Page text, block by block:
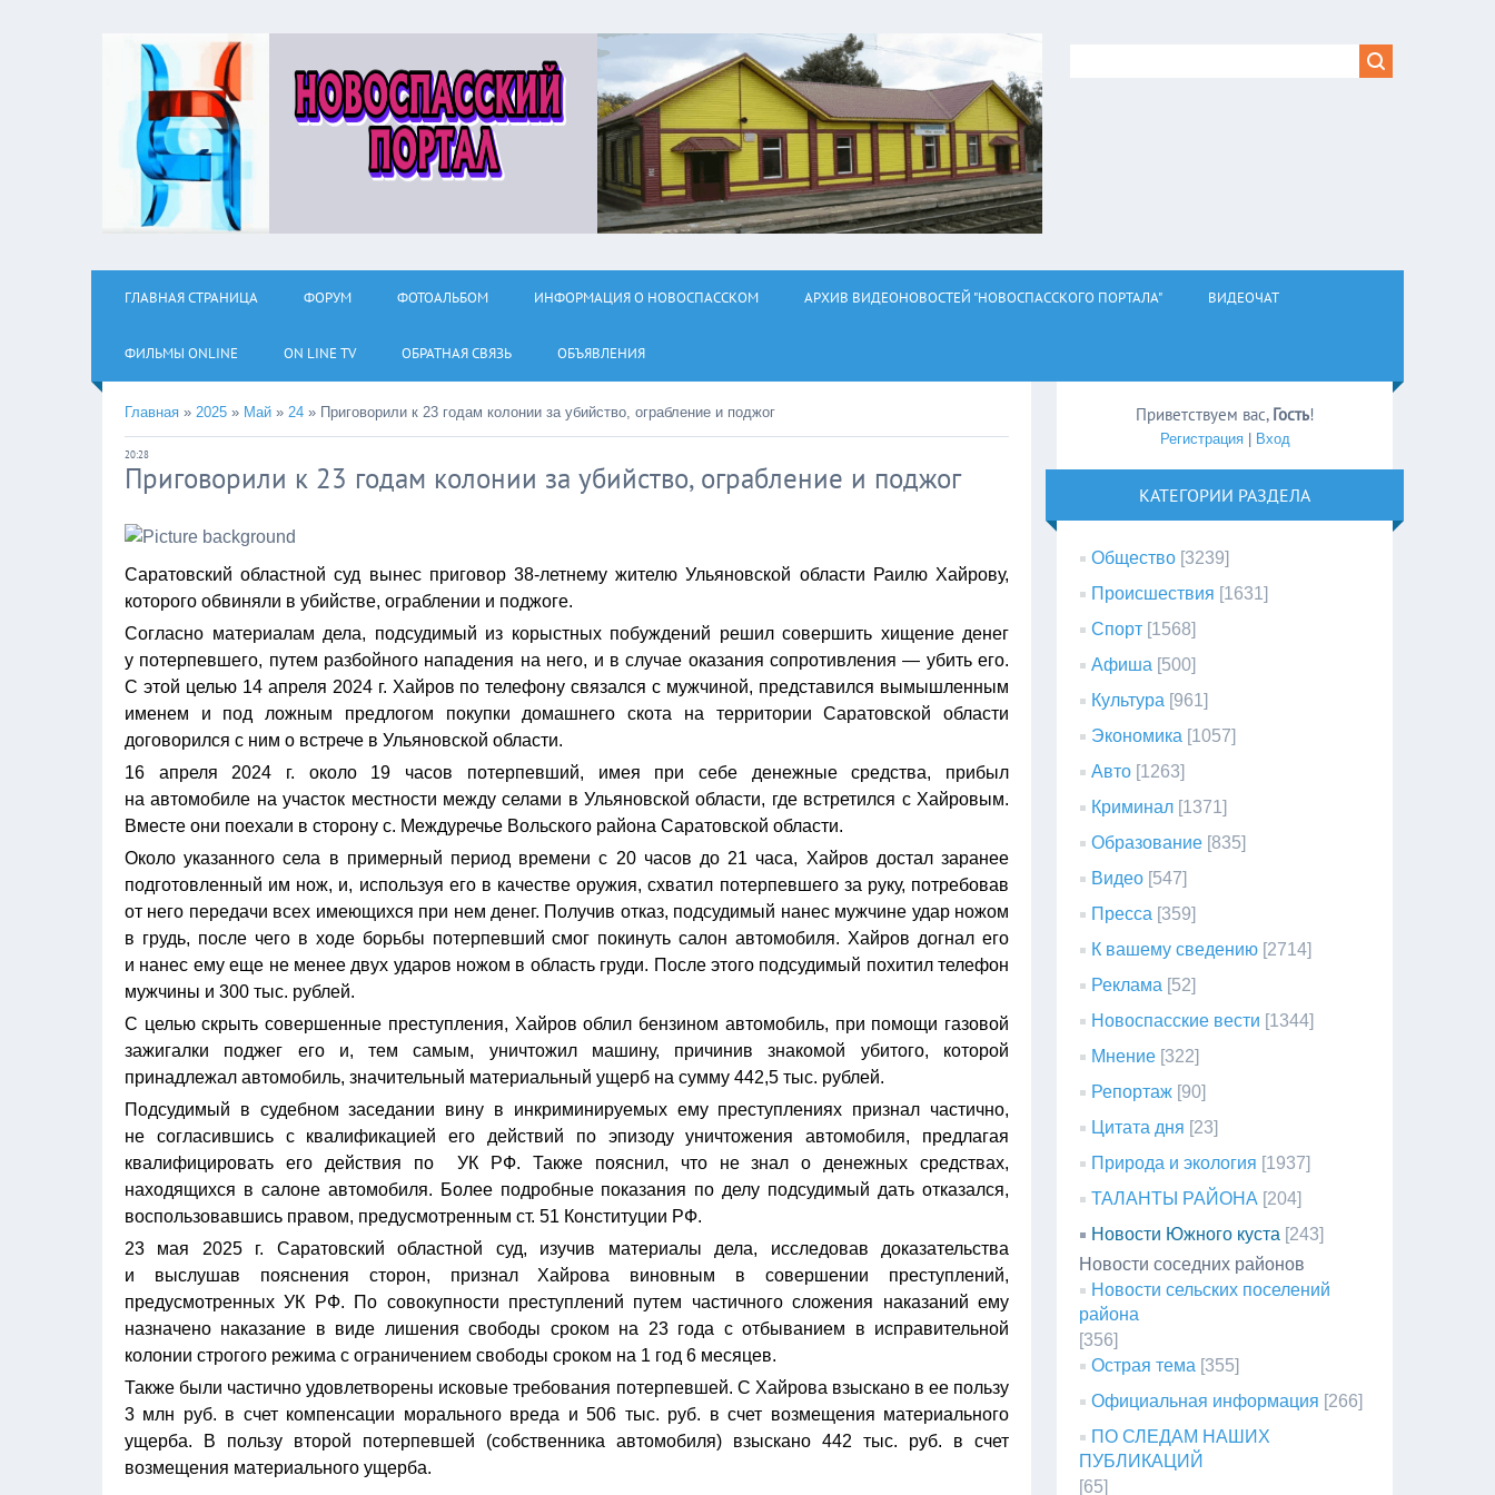
ГЛАВНАЯ СТРАНИЦА ФОРУМ ФОТОАЛЬБОМ ИНФОРМАЦИЯ О НОВОСПАССКОМ АРХИВ ВИДЕОНОВОСТЕЙ "НОВОСПАССКОГО ПОРТАЛА" ВИДЕОЧАТ
ФИЛЬМЫ ОNLINE ON LINE TV ОБРАТНАЯ СВЯЗЬ ОБЪЯВЛЕНИЯ
Главная » 2025 » Май » 24 » Приговорили к 23 годам колонии за убийство, ограбление и поджог
20:28
Приговорили к 23 годам колонии за убийство, ограбление и поджог
Саратовский областной суд вынес приговор 38-летнему жителю Ульяновской области Раилю Хайрову,
которого обвиняли в убийстве, ограблении и поджоге.
Согласно материалам дела, подсудимый из корыстных побуждений решил совершить хищение денег
у потерпевшего, путем разбойного нападения на него, и в случае оказания сопротивления — убить его.
С этой целью 14 апреля 2024 г. Хайров по телефону связался с мужчиной, представился вымышленным
именем и под ложным предлогом покупки домашнего скота на территории Саратовской области
договорился с ним о встрече в Ульяновской области.
16 апреля 2024 г. около 19 часов потерпевший, имея при себе денежные средства, прибыл
на автомобиле на участок местности между селами в Ульяновской области, где встретился с Хайровым.
Вместе они поехали в сторону с. Междуречье Вольского района Саратовской области.
Около указанного села в примерный период времени с 20 часов до 21 часа, Хайров достал заранее
подготовленный им нож, и, используя его в качестве оружия, схватил потерпевшего за руку, потребовав
от него передачи всех имеющихся при нем денег. Получив отказ, подсудимый нанес мужчине удар ножом
в грудь, после чего в ходе борьбы потерпевший смог покинуть салон автомобиля. Хайров догнал его
и нанес ему еще не менее двух ударов ножом в область груди. После этого подсудимый похитил телефон
мужчины и 300 тыс. рублей.
С целью скрыть совершенные преступления, Хайров облил бензином автомобиль, при помощи газовой
зажигалки поджег его и, тем самым, уничтожил машину, причинив знакомой убитого, которой
принадлежал автомобиль, значительный материальный ущерб на сумму 442,5 тыс. рублей.
Подсудимый в судебном заседании вину в инкриминируемых ему преступлениях признал частично,
не согласившись с квалификацией его действий по эпизоду уничтожения автомобиля, предлагая
квалифицировать его действия по УК РФ. Также пояснил, что не знал о денежных средствах,
находящихся в салоне автомобиля. Более подробные показания по делу подсудимый дать отказался,
воспользовавшись правом, предусмотренным ст. 51 Конституции РФ.
23 мая 2025 г. Саратовский областной суд, изучив материалы дела, исследовав доказательства
и выслушав пояснения сторон, признал Хайрова виновным в совершении преступлений,
предусмотренных УК РФ. По совокупности преступлений путем частичного сложения наказаний ему
назначено наказание в виде лишения свободы сроком на 23 года с отбыванием в исправительной
колонии строгого режима с ограничением свободы сроком на 1 год 6 месяцев.
Также были частично удовлетворены исковые требования потерпевшей. С Хайрова взыскано в ее пользу
3 млн руб. в счет компенсации морального вреда и 506 тыс. руб. в счет возмещения материального
ущерба. В пользу второй потерпевшей (собственника автомобиля) взыскано 442 тыс. руб. в счет
возмещения материального ущерба.
Приветствуем вас, Гость!
Регистрация| Вход
КАТЕГОРИИ РАЗДЕЛА
Общество [3239]
Происшествия [1631]
Спорт [1568]
Афиша [500]
Культура [961]
Экономика [1057]
Авто [1263]
Криминал [1371]
Образование [835]
Видео [547]
Пресса [359]
К вашему сведению [2714]
Реклама [52]
Новоспасские вести [1344]
Мнение [322]
Репортаж [90]
Цитата дня [23]
Природа и экология [1937]
ТАЛАНТЫ РАЙОНА [204]
Новости Южного куста [243]
Новости соседних районов
Новости сельских поселений
района
[356]
Острая тема [355]
Официальная информация [266]
ПО СЛЕДАМ НАШИХ
ПУБЛИКАЦИЙ
[65]